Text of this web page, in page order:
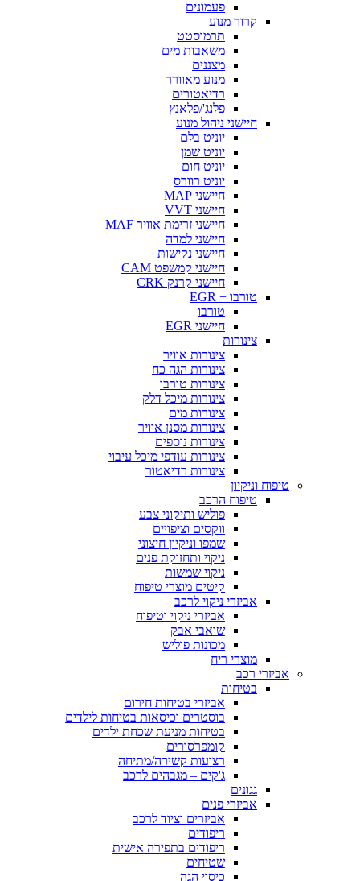
פעמונים
קרור מנוע
תרמוסטט
משאבות מים
מצננים
מנוע מאוורר
רדיאטורים
פלנג'/פלאנץ
חיישני ניהול מנוע
יוניט בלם
יוניט שמן
יוניט חום
יוניט רוורס
חיישני MAP
חיישני VVT
חיישני זרימת אוויר MAF
חיישני למדה
חיישני נקישות
חיישני קמשפט CAM
חיישני קרנק CRK
טורבו + EGR
טורבו
חיישני EGR
צינורות
צינורות אוויר
צינורות הגה כח
צינורות טורבו
צינורות מיכל דלק
צינורות מים
צינורות מסנן אוויר
צינורות נוספים
צינורות עודפי מיכל עיבוי
צינורות רדיאטור
טיפוח וניקיון
טיפוח הרכב
פוליש ותיקוני צבע
ווקסים וציפויים
שמפו וניקיון חיצוני
ניקוי ותחזוקת פנים
ניקוי שמשות
קיטים מוצרי טיפוח
אביזרי ניקוי לרכב
אביזרי ניקוי וטיפוח
שואבי אבק
מכונות פוליש
מוצרי ריח
אביזרי רכב
בטיחות
אביזרי בטיחות חירום
בוסטרים וכיסאות בטיחות לילדים
בטיחות מניעת שכחת ילדים
קומפרסורים
רצועות קשירה/מתיחה
ג'קים – מגבהים לרכב
גגונים
אביזרי פנים
אביזרים וציוד לרכב
ריפודים
ריפודים בתפירה אישית
שטיחים
כיסוי הגה